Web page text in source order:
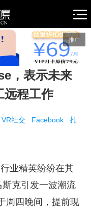
推广
，表示未来
远程工作
VR社交 Facebook 扎
业精英纷纷在其
克引发一波潮流
周四晚间，提前现